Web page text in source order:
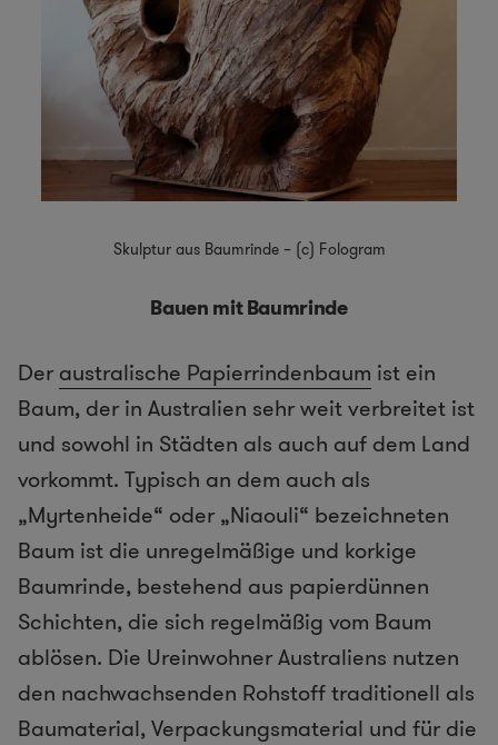
Skulptur aus Baumrinde – (c) Fologram
Bauen mit Baumrinde
Der australische Papierrindenbaum ist ein
Baum, der in Australien sehr weit verbreitet ist
und sowohl in Städten als auch auf dem Land
vorkommt. Typisch an dem auch als
„Myrtenheide“ oder „Niaouli“ bezeichneten
Baum ist die unregelmäßige und korkige
Baumrinde, bestehend aus papierdünnen
Schichten, die sich regelmäßig vom Baum
ablösen. Die Ureinwohner Australiens nutzen
den nachwachsenden Rohstoff traditionell als
Baumaterial, Verpackungsmaterial und für die